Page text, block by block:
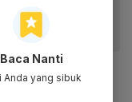
Baca Nanti
Anda yang sibuk